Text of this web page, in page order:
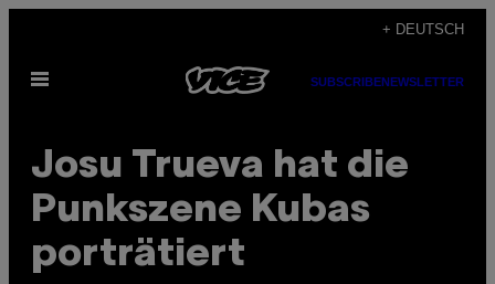
content
+ DEUTSCH
Open
SUBSCRIBENEWSLETTER
Josu Trueva hat die
Punkszene Kubas
porträtiert